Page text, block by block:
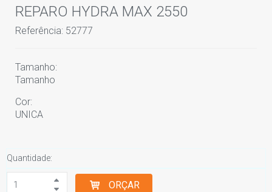
REPARO HYDRA MAX 2550
Referência: 52777
Tamanho:
Tamanho
Cor:
UNICA
Quantidade:
ORÇAR